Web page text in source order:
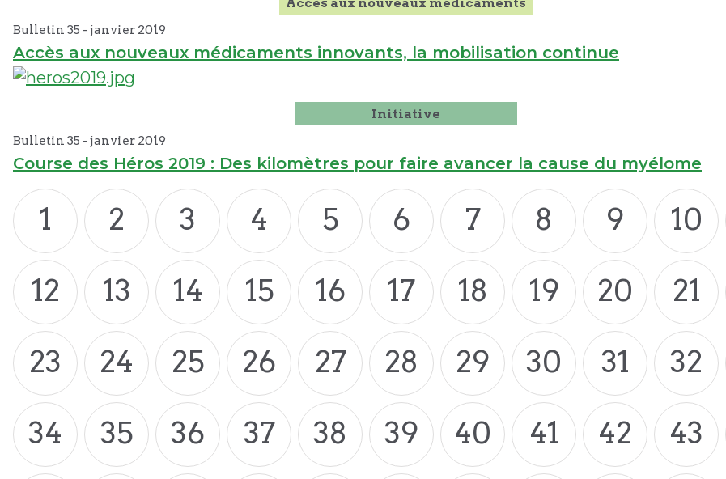
Accès aux nouveaux médicaments
Bulletin 35 - janvier 2019
Accès aux nouveaux médicaments innovants, la mobilisation continue
Initiative
Bulletin 35 - janvier 2019
Course des Héros 2019 : Des kilomètres pour faire avancer la cause du myélome
1 2 3 4 5 6 7 8 9 10
12
13 14 15 16 17 18 19 20 21
23
24 25 26 27 28 29 30 31 32
34
35 36 37 38 39 40 41 42 43